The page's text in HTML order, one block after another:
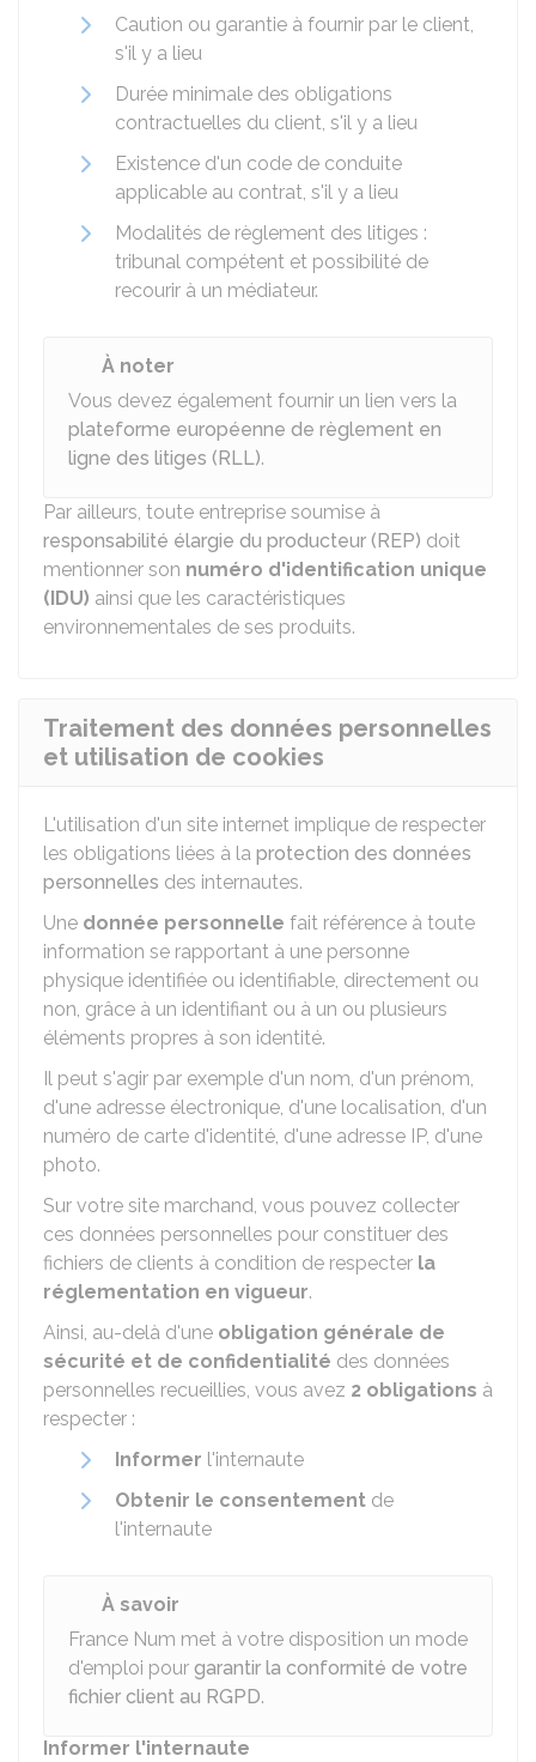
Caution ou garantie à fournir par le client,
s'il y a lieu
Durée minimale des obligations
contractuelles du client, s'il y a lieu
Existence d'un code de conduite
applicable au contrat, s'il y a lieu
Modalités de règlement des litiges :
tribunal compétent et possibilité de
recourir à un médiateur.
À noter
Vous devez également fournir un lien vers la
plateforme européenne de règlement en
ligne des litiges (RLL).
Par ailleurs, toute entreprise soumise à
responsabilité élargie du producteur (REP) doit
mentionner son numéro d'identification unique
(IDU) ainsi que les caractéristiques
environnementales de ses produits.
Traitement des données personnelles
et utilisation de cookies
L'utilisation d'un site internet implique de respecter
les obligations liées à la protection des données
personnelles des internautes.
Une donnée personnelle fait référence à toute
information se rapportant à une personne
physique identifiée ou identifiable, directement ou
non, grâce à un identifiant ou à un ou plusieurs
éléments propres à son identité.
Il peut s'agir par exemple d'un nom, d'un prénom,
d'une adresse électronique, d'une localisation, d'un
numéro de carte d'identité, d'une adresse IP, d'une
photo.
Sur votre site marchand, vous pouvez collecter
ces données personnelles pour constituer des
fichiers de clients à condition de respecter la
réglementation en vigueur.
Ainsi, au-delà d'une obligation générale de
sécurité et de confidentialité des données
personnelles recueillies, vous avez 2 obligations à
respecter :
Informer l'internaute
Obtenir le consentement de
l'internaute
À savoir
France Num met à votre disposition un mode
d'emploi pour garantir la conformité de votre
fichier client au RGPD.
Informer l'internaute